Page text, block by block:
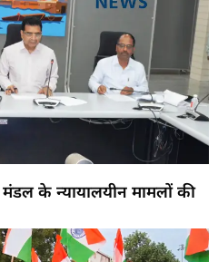
के न्यायालयीन मामलों की